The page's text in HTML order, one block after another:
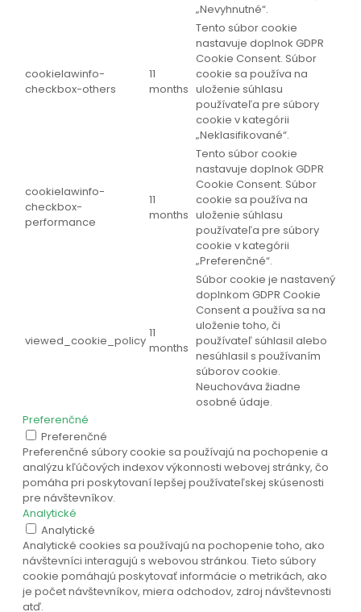
„Nevyhnutné“.
cookielawinfo-
checkbox-others
11
months
Tento súbor cookie
nastavuje doplnok GDPR
Cookie Consent. Súbor
cookie sa používa na
uloženie súhlasu
používateľa pre súbory
cookie v kategórii
„Neklasifikované“.
cookielawinfo-
checkbox-
performance
11
months
Tento súbor cookie
nastavuje doplnok GDPR
Cookie Consent. Súbor
cookie sa používa na
uloženie súhlasu
používateľa pre súbory
cookie v kategórii
„Preferenčné“.
viewed_cookie_policy
11
months
Súbor cookie je nastavený
doplnkom GDPR Cookie
Consent a používa sa na
uloženie toho, či
používateľ súhlasil alebo
nesúhlasil s používaním
súborov cookie.
Neuchováva žiadne
osobné údaje.
Preferenčné
Preferenčné
Preferenčné súbory cookie sa používajú na pochopenie a
analýzu kľúčových indexov výkonnosti webovej stránky, čo
pomáha pri poskytovaní lepšej používateľskej skúsenosti
pre návštevníkov.
Analytické
Analytické
Analytické cookies sa používajú na pochopenie toho, ako
návštevníci interagujú s webovou stránkou. Tieto súbory
cookie pomáhajú poskytovať informácie o metrikách, ako
je počet návštevníkov, miera odchodov, zdroj návštevnosti
atď.